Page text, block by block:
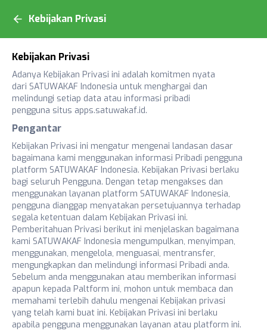
Kebijakan Privasi
Kebijakan Privasi
Adanya Kebijakan Privasi ini adalah komitmen nyata
dari SATUWAKAF Indonesia untuk menghargai dan
melindungi setiap data atau informasi pribadi
pengguna situs apps.satuwakaf.id.
Pengantar
Kebijakan Privasi ini mengatur mengenai landasan dasar
bagaimana kami menggunakan informasi Pribadi pengguna
platform SATUWAKAF Indonesia. Kebijakan Privasi berlaku
bagi seluruh Pengguna. Dengan tetap mengakses dan
menggunakan layanan platform SATUWAKAF Indonesia,
pengguna dianggap menyatakan persetujuannya terhadap
segala ketentuan dalam Kebijakan Privasi ini.
Pemberitahuan Privasi berikut ini menjelaskan bagaimana
kami SATUWAKAF Indonesia mengumpulkan, menyimpan,
menggunakan, mengelola, menguasai, mentransfer,
mengungkapkan dan melindungi informasi Pribadi anda.
Sebelum anda menggunakan atau memberikan informasi
apapun kepada Paltform ini, mohon untuk membaca dan
memahami terlebih dahulu mengenai Kebijakan privasi
yang telah kami buat ini. Kebijakan Privasi ini berlaku
apabila pengguna menggunakan layanan atau platform ini.